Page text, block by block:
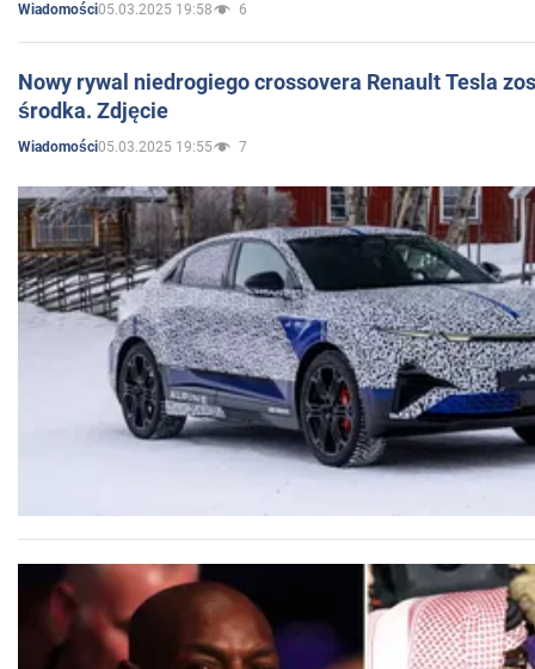
Wiadomości05.03.2025 19:58 6
Nowy rywal niedrogiego crossovera Renault Tesla
środka. Zdjęcie
Wiadomości05.03.2025 19:55 7